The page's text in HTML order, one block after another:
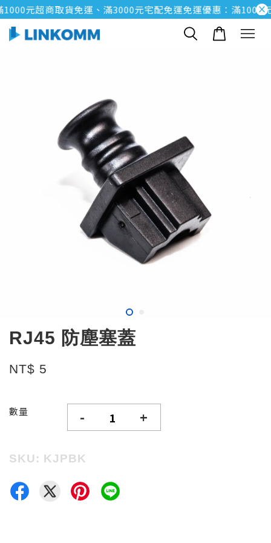
元超商取貨免運、滿3000元宅配免運免運優惠：滿1000元
RJ45 防塵塞蓋
NT$ 5
數量 - +
SKU: KJPBK